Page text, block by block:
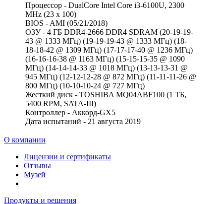
Процессор - DualCore Intel Core i3-6100U, 2300
MHz (23 x 100)
BIOS - AMI (05/21/2018)
ОЗУ - 4 ГБ DDR4-2666 DDR4 SDRAM (20-19-19-
43 @ 1333 МГц) (19-19-19-43 @ 1333 МГц) (18-
18-18-42 @ 1309 МГц) (17-17-17-40 @ 1236 МГц)
(16-16-16-38 @ 1163 МГц) (15-15-15-35 @ 1090
МГц) (14-14-14-33 @ 1018 МГц) (13-13-13-31 @
945 МГц) (12-12-12-28 @ 872 МГц) (11-11-11-26 @
800 МГц) (10-10-10-24 @ 727 МГц)
Жесткий диск - TOSHIBA MQ04ABF100 (1 ТБ,
5400 RPM, SATA-III)
Контроллер - Аккорд-GX5
Дата испытаний - 21 августа 2019
О компании
Лицензии и сертификаты
Отзывы
Музей
Продукты и решения